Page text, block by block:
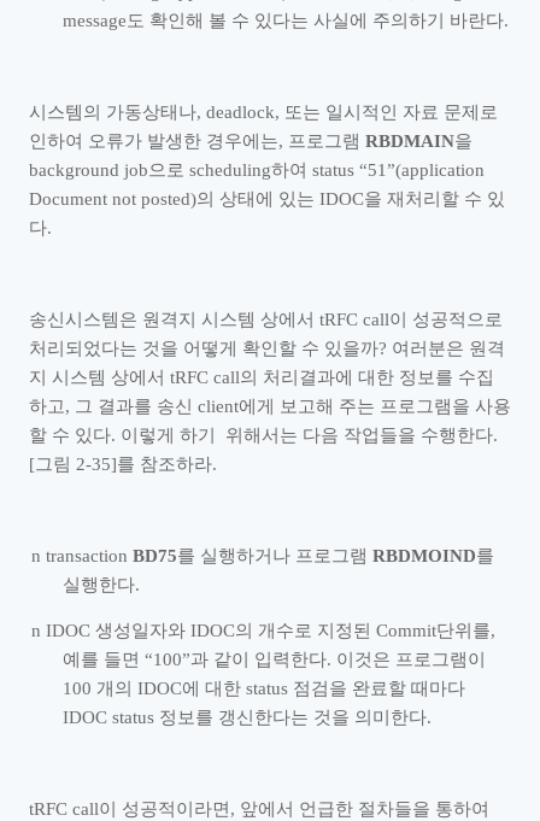
message도 확인해 볼 수 있다는 사실에 주의하기 바란다.
시스템의 가동상태나, deadlock, 또는 일시적인 자료 문제로
인하여 오류가 발생한 경우에는, 프로그램 RBDMAIN을
background job으로 scheduling하여 status “51”(application
Document not posted)의 상태에 있는 IDOC을 재처리할 수 있
다.
송신시스템은 원격지 시스템 상에서 tRFC call이 성공적으로
처리되었다는 것을 어떻게 확인할 수 있을까? 여러분은 원격
지 시스템 상에서 tRFC call의 처리결과에 대한 정보를 수집
하고, 그 결과를 송신 client에게 보고해 주는 프로그램을 사용
할 수 있다. 이렇게 하기 위해서는 다음 작업들을 수행한다.
[그림 2-35]를 참조하라.
n transaction BD75를 실행하거나 프로그램 RBDMOIND를
실행한다.
n IDOC 생성일자와IDOC의 개수로 지정된 Commit단위를,
예를 들면“100”과 같이 입력한다. 이것은 프로그램이
100 개의 IDOC에 대한 status 점검을 완료할 때마다
IDOC status 정보를 갱신한다는 것을 의미한다.
tRFC call이 성공적이라면, 앞에서 언급한 절차들을 통하여